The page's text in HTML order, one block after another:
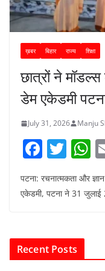
ख़बर बिहार राज्य शिक्षा
छात्रों ने
डेम एकेडमी
July 31, 2026 Manju
F
c
o
o
T
itt
p
पटना: रचनात्मकता और
एकेडमी, पटना ने 31 जुलाई
Recent Posts